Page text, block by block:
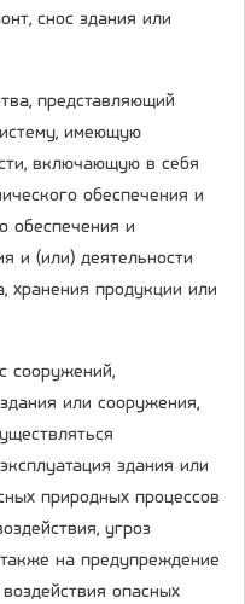
снос здания или
представляющий
имеющую
включающую в себя
обеспечения и
обеспечения и
и (или) деятельности
хранения продукции или
сооружений,
или сооружения,
здания или
природных процессов
угроз
на предупреждение
опасных